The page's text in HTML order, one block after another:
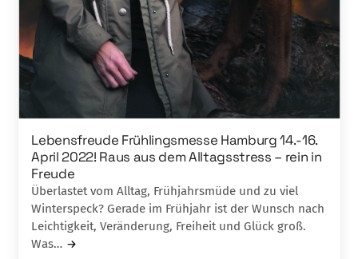
Lebensfreude Frühlingsmesse Hamburg 14.-16.
April 2022! Raus aus dem Alltagsstress – rein in
Freude
Überlastet vom Alltag, Frühjahrsmüde und zu viel
Winterspeck? Gerade im Frühjahr ist der Wunsch nach
Leichtigkeit, Veränderung, Freiheit und Glück groß.
Was…